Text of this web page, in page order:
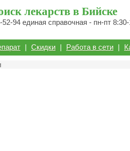
лекарств в Бийске
94 единая справочная - пн-пт
| Скидки | Работа в сети |